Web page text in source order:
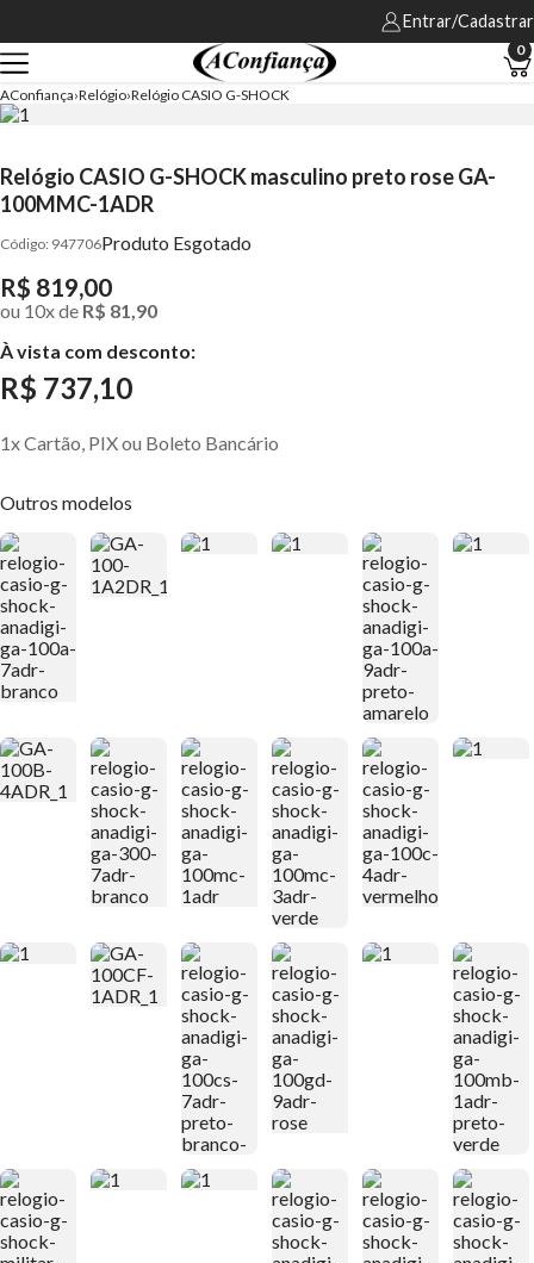
Entrar/Cadastrar
0
AConfiança Relógio Relógio CASIO G-SHOCK
Relógio CASIO G-SHOCK masculino preto rose GA-
100MMC-1ADR
947706Produto Esgotado
R$ 819,00
ou 10xde R$ 81,90
À vista com desconto:
R$ 737,10
1x Cartão, PIX ou Boleto Bancário
Outros modelos